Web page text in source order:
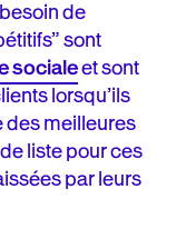
de
sont
socialeet sont
lorsqu’ils
des meilleures
liste pour ces
par leurs